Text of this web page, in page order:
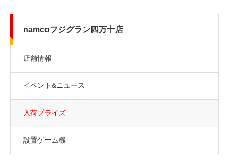
namcoフジグラン四万十店
店舗情報
イベント&ニュース
入荷プライズ
設置ゲーム機